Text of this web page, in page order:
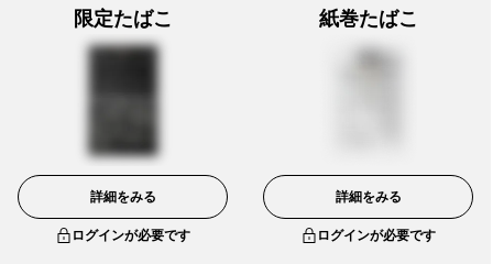
限定たばこ
詳細をみる
ログインが必要です
紙巻たばこ
詳細をみる
ログインが必要です